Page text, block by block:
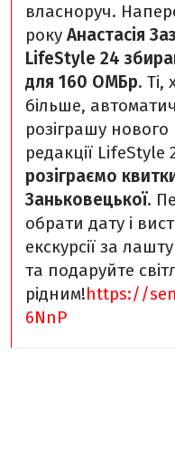
власноруч.
року Анастасія
LifeStyle 24
для 160 ОМБр. Ті,
більше,
розіграшу
редакції LifeStyle
розіграємо
Заньковецької.
обрати дату і
екскурсії за
та подаруйте
рідним!https://
6NnP